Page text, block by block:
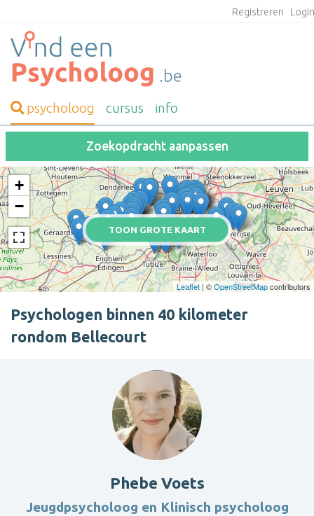
Registreren
psycholoog cursus info
Zoekopdracht aanpassen
TOON GROTE KAART
+
−
Leaflet | ©OpenStreetMapcontributors
Psychologen binnen 40 kilometer
rondom Bellecourt
Phebe Voets
Jeugdpsycholoog en Klinisch psycholoog